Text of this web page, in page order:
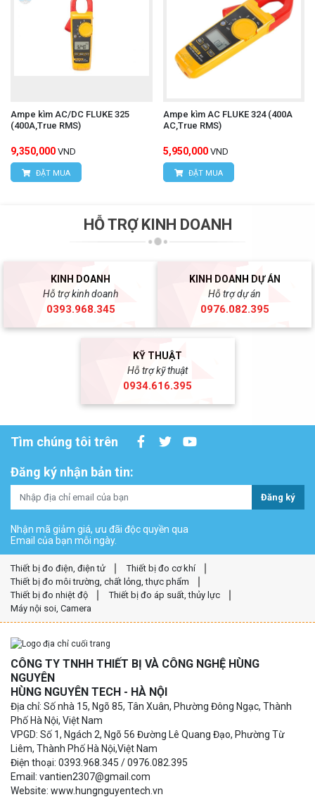
Ampe kìm AC/DC FLUKE 325
(400A,True RMS)
9,350,000 VND
ĐẶT MUA
Ampe kìm AC FLUKE 324 (400A
AC,True RMS)
5,950,000 VND
ĐẶT MUA
HỖ TRỢ KINH DOANH
KINH DOANH
Hỗ trợ kinh doanh
0393.968.345
KINH DOANH DỰ ÁN
Hỗ trợ dự án
0976.082.395
KỸ THUẬT
Hỗ trợ kỹ thuật
0934.616.395
Tìm chúng tôi trên
Đăng ký nhận bản tin:
Đăng ký
Nhận mã giảm giá, ưu đãi độc quyền qua
Email của bạn mỗi ngày.
Thiết bị đo điện, điện tử
Thiết bị đo cơ khí
Thiết bị đo môi trường, chất lỏng, thực phẩm
Thiết bị đo nhiệt độ
Thiết bị đo áp suất, thủy lực
Máy nội soi, Camera
CÔNG TY TNHH THIẾT BỊ VÀ CÔNG NGHỆ HÙNG
NGUYÊN
HÙNG NGUYÊN TECH - HÀ NỘI
Địa chỉ: Số nhà 15, Ngõ 85, Tân Xuân, Phường Đông Ngạc, Thành
Phố Hà Nội, Việt Nam
VPGD: Số 1, Ngách 2, Ngõ 56 Đường Lê Quang Đạo, Phường Từ
Liêm, Thành Phố Hà Nội,Việt Nam
Điện thoại: 0393.968.345 / 0976.082.395
Email: vantien2307@gmail.com
Website: www.hungnguyentech.vn